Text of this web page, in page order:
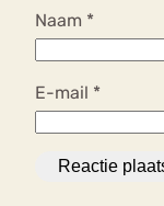
Naam *
E-mail *